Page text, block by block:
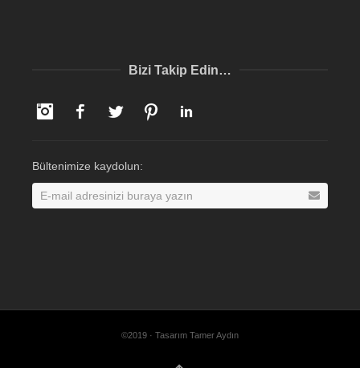
Bizi Takip Edin…
InstagramFacebookTwitter Pinterest
Bültenimize kaydolun:
©2019 · Tasarım Tamer Aydın